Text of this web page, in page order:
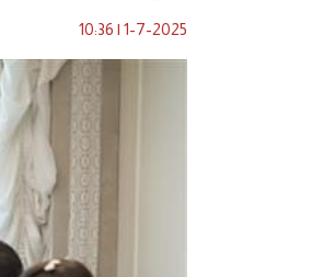
1-7-2025
|
10:36